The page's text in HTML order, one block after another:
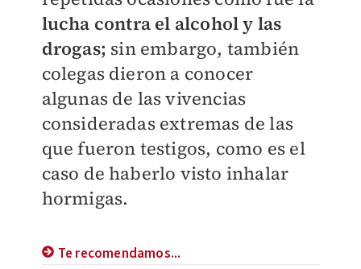
lucha contra el alcohol y las
drogas; sin embargo, también
colegas dieron a conocer
algunas de las vivencias
consideradas extremas de las
que fueron testigos, como es el
caso de haberlo visto inhalar
hormigas.
Te recomendamos...